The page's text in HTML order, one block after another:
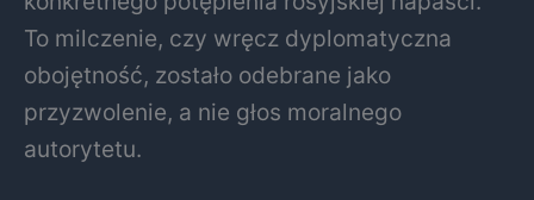
To milczenie, czy wręcz dyplomatyczna
obojętność, zostało odebrane jako
przyzwolenie, a nie głos moralnego
autorytetu.